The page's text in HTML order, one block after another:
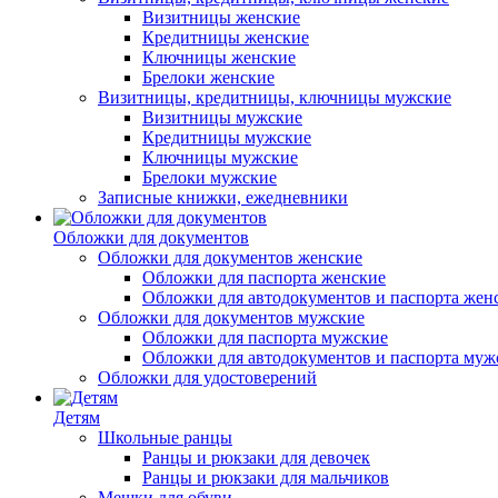
Визитницы женские
Кредитницы женские
Ключницы женские
Брелоки женские
Визитницы, кредитницы, ключницы мужские
Визитницы мужские
Кредитницы мужские
Ключницы мужские
Брелоки мужские
Записные книжки, ежедневники
Обложки для документов
Обложки для документов женские
Обложки для паспорта женские
Обложки для автодокументов и паспорта
Обложки для документов мужские
Обложки для паспорта мужские
Обложки для автодокументов и паспорта
Обложки для удостоверений
Детям
Школьные ранцы
Ранцы и рюкзаки для девочек
Ранцы и рюкзаки для мальчиков